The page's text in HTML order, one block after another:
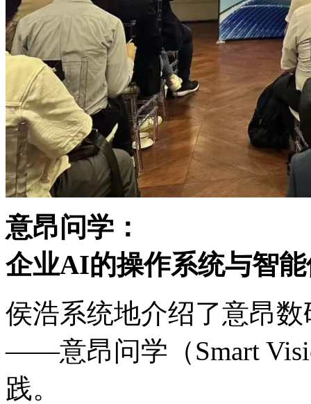
意昂问学：
企业AI的操作系统与智
侯浩系统地介绍了意昂
——意昂问学（Smart
践。